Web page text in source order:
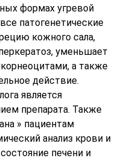
формах угревой
патогенетические
кожного сала,
уменьшает
а также
действие.
является
препарата. Также
» пациентам
анализ крови и
печени и